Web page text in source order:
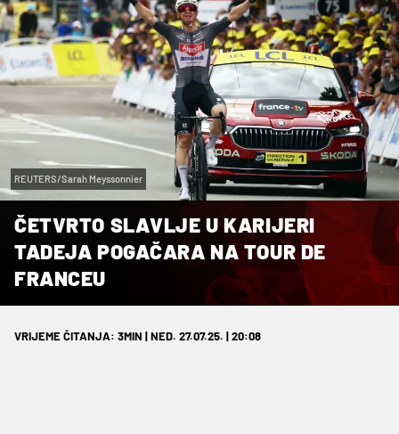
REUTERS/Sarah Meyssonnier
ČETVRTO SLAVLJE U KARIJERI
TADEJA POGAČARA NA TOUR DE
FRANCEU
VRIJEME ČITANJA: 3MIN | NED. 27.07.25. | 20:08